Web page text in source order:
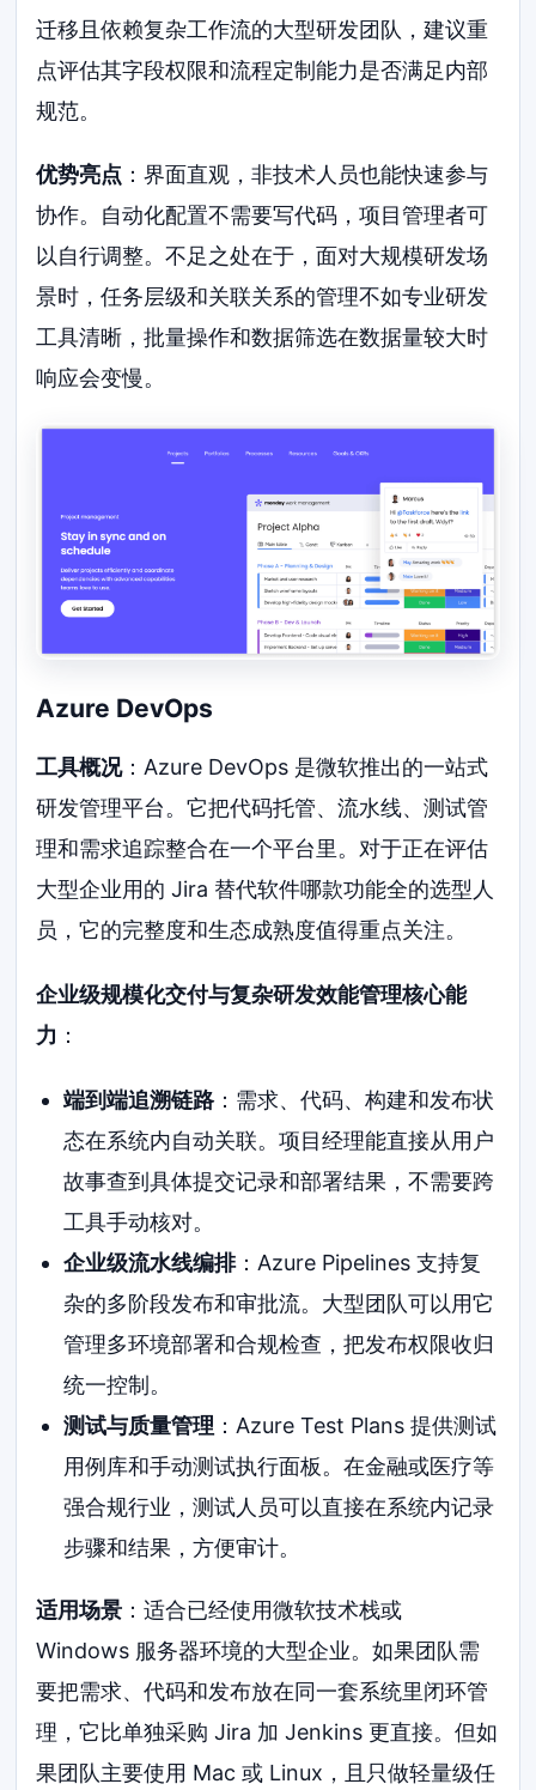
迁移且依赖复杂工作流的大型研发团队，建议重
点评估其字段权限和流程定制能力是否满足内部
规范。
优势亮点 ：界面直观，非技术人员也能快速参与
协作。自动化配置不需要写代码，项目管理者可
以自行调整。不足之处在于，面对大规模研发场
景时，任务层级和关联关系的管理不如专业研发
工具清晰，批量操作和数据筛选在数据量较大时
响应会变慢。
Azure DevOps
工具概况：Azure DevOps 是微软推出的一站式
研发管理平台。它把代码托管、流水线、测试管
理和需求追踪整合在一个平台里。对于正在评估
大型企业用的 Jira 替代软件哪款功能全的选型人
员，它的完整度和生态成熟度值得重点关注。
企业级规模化交付与复杂研发效能管理核心能
力 ：
端到端追溯链路：需求、代码、构建和发布状
态在系统内自动关联。项目经理能直接从用户
故事查到具体提交记录和部署结果，不需要跨
工具手动核对。
企业级流水线编排：Azure Pipelines 支持复
杂的多阶段发布和审批流。大型团队可以用它
管理多环境部署和合规检查，把发布权限收归
统一控制。
测试与质量管理 ：Azure Test Plans 提供测试
用例库和手动测试执行面板。在金融或医疗等
强合规行业，测试人员可以直接在系统内记录
步骤和结果，方便审计。
适用场景 ：适合已经使用微软技术栈或
Windows 服务器环境的大型企业。如果团队需
要把需求、代码和发布放在同一套系统里闭环管
理，它比单独采购 Jira 加 Jenkins 更直接。但如
果团队主要使用 Mac 或 Linux，且只做轻量级任